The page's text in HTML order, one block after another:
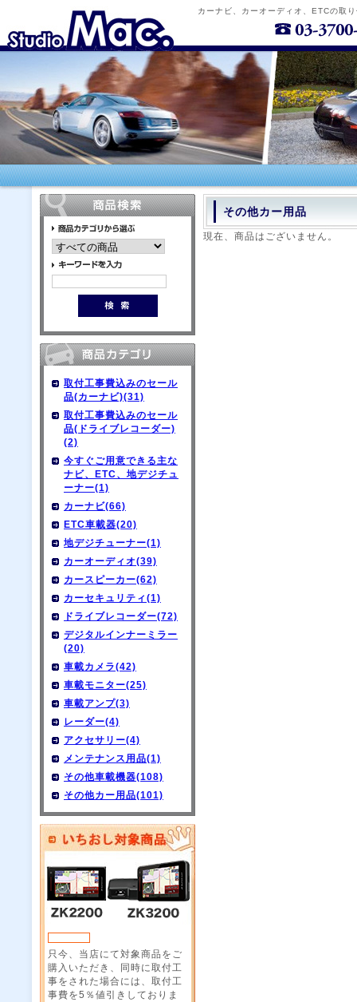
カーナビ、カーオーディオ、ETCの取
取付工事費込みのセール
品(カーナビ)(31)
取付工事費込みのセール
品(ドライブレコーダー)
(2)
今すぐご用意できる主な
ナビ、ETC、地デジチュ
ーナー(1)
カーナビ(66)
ETC車載器(20)
地デジチューナー(1)
カーオーディオ(39)
カースピーカー(62)
カーセキュリティ(1)
ドライブレコーダー(72)
デジタルインナーミラー
(20)
車載カメラ(42)
車載モニター(25)
車載アンプ(3)
レーダー(4)
アクセサリー(4)
メンテナンス用品(1)
その他車載機器(108)
その他カー用品(101)
只今、当店にて対象商品をご
購入いただき、同時に取付工
事をされた場合には、取付工
事費を5％値引きしておりま
その他カー用品
現在、商品はございません。